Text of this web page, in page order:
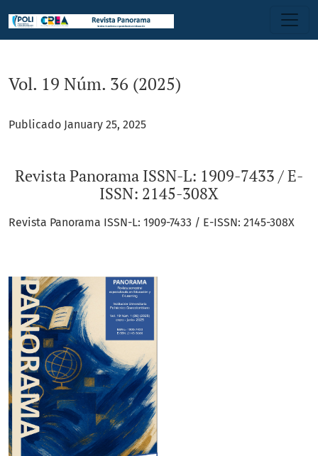
Vol. 19 Núm. 36 (2025)
Publicado January 25, 2025
Revista Panorama ISSN-L: 1909-7433 / E-
ISSN: 2145-308X
Revista Panorama ISSN-L: 1909-7433 / E-ISSN: 2145-308X